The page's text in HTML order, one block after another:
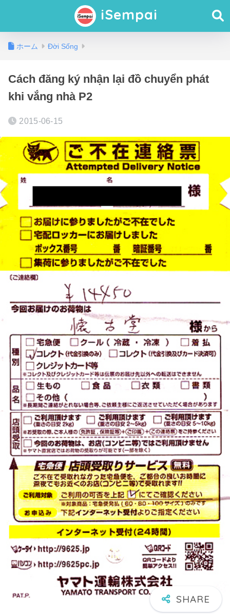
iSempai
ホーム Đời Sống
Cách đăng ký nhận lại đồ chuyển phát
khi vắng nhà P2
2015-06-15